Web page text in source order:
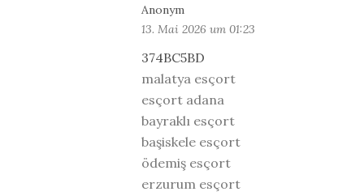
Anonym
13. Mai 2026 um 01:23
374BC5BD
malatya esçort
esçort adana
bayraklı esçort
başiskele esçort
ödemiş esçort
erzurum esçort